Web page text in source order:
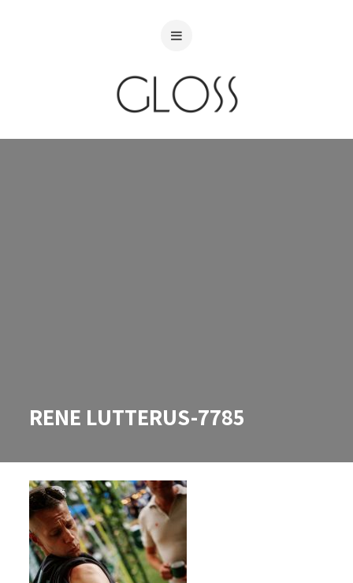
RENE LUTTERUS-7785
RENE LUTTERUS-7785